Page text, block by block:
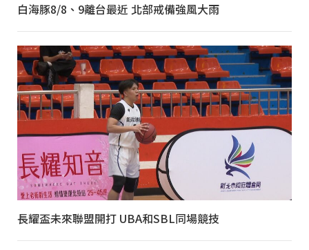
白海豚8/8、9離台最近 北部戒備強風大雨
長耀盃未來聯盟開打 UBA和SBL同場競技